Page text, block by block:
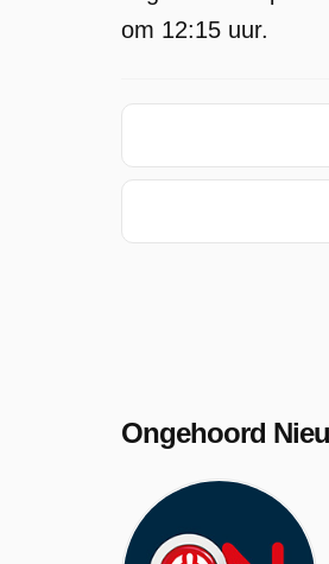
om 12:15 uur.
Ongehoord